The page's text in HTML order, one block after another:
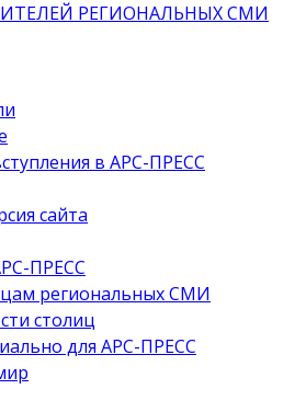
в АРС-ПРЕСС
сайта
ПРЕСС
региональных СМИ
столиц
для АРС-ПРЕСС